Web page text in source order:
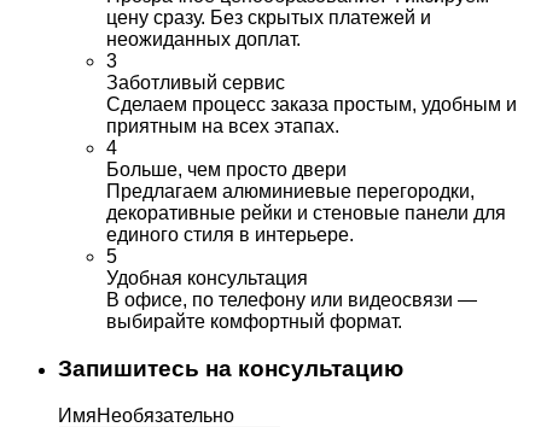
цену сразу. Без скрытых платежей и
неожиданных доплат.
3
Заботливый сервис
Сделаем процесс заказа простым, удобным и
приятным на всех этапах.
4
Больше, чем просто двери
Предлагаем алюминиевые перегородки,
декоративные рейки и стеновые панели для
единого стиля в интерьере.
5
Удобная консультация
В офисе, по телефону или видеосвязи —
выбирайте комфортный формат.
Запишитесь на консультацию
ИмяНеобязательно